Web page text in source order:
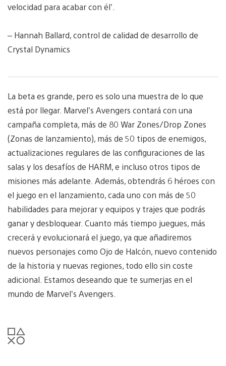
velocidad para acabar con él’.
– Hannah Ballard, control de calidad de desarrollo de
Crystal Dynamics
La beta es grande, pero es solo una muestra de lo que
está por llegar. Marvel’s Avengers contará con una
campaña completa, más de 80 War Zones/Drop Zones
(Zonas de lanzamiento), más de 50 tipos de enemigos,
actualizaciones regulares de las configuraciones de las
salas y los desafíos de HARM, e incluso otros tipos de
misiones más adelante. Además, obtendrás 6 héroes con
el juego en el lanzamiento, cada uno con más de 50
habilidades para mejorar y equipos y trajes que podrás
ganar y desbloquear. Cuanto más tiempo juegues, más
crecerá y evolucionará el juego, ya que añadiremos
nuevos personajes como Ojo de Halcón, nuevo contenido
de la historia y nuevas regiones, todo ello sin coste
adicional. Estamos deseando que te sumerjas en el
mundo de Marvel’s Avengers.